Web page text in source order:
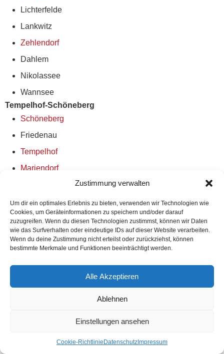
Zustimmung verwalten
Um dir ein optimales Erlebnis zu bieten, verwenden wir Technologien wie
Cookies, um Geräteinformationen zu speichern und/oder darauf
zuzugreifen. Wenn du diesen Technologien zustimmst, können wir Daten
wie das Surfverhalten oder eindeutige IDs auf dieser Website verarbeiten.
Wenn du deine Zustimmung nicht erteilst oder zurückziehst, können
bestimmte Merkmale und Funktionen beeinträchtigt werden.
Alle Akzeptieren
Ablehnen
Einstellungen ansehen
Cookie-Richtlinie Datenschutz Impressum
Lichterfelde
Lankwitz
Zehlendorf
Dahlem
Nikolassee
Wannsee
Tempelhof-Schöneberg
Schöneberg
Friedenau
Tempelhof
Mariendorf
Lichtenrade
Reinickendorf
Alt-Treptow
Plänterwald
Bohnsdorf